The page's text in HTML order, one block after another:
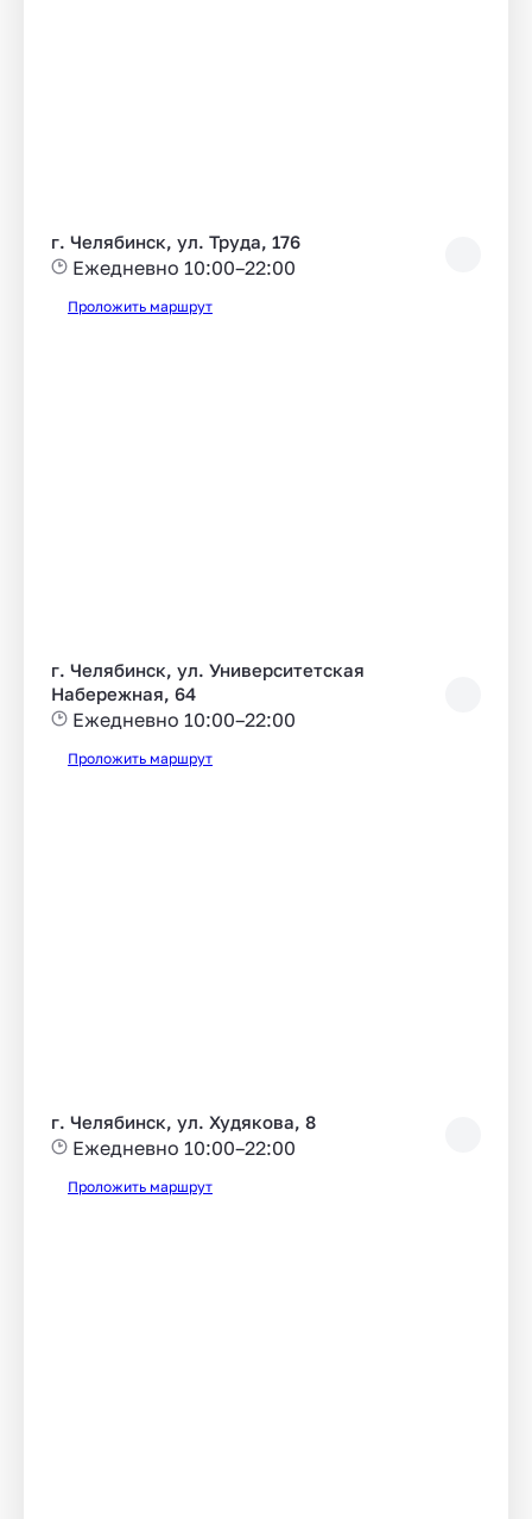
г. Челябинск, ул. Труда, 176
Ежедневно 10:00–22:00
Проложить маршрут
г. Челябинск, ул. Университетская
Набережная, 64
Ежедневно 10:00–22:00
Проложить маршрут
г. Челябинск, ул. Худякова, 8
Ежедневно 10:00–22:00
Проложить маршрут